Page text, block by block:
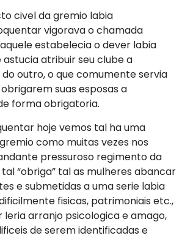
civel da gremio labia
vigorava o chamada
estabelecia o dever labia
atribuir seu clube a
outro, o que comumente servia
suas esposas a
forma obrigatoria.
hoje vemos tal ha uma
como muitas vezes nos
pressuroso regimento da
“obriga” tal as mulheres abancar
e submetidas a uma serie labia
fisicas, patrimoniais etc.,
arranjo psicologica e amago,
de serem identificadas e